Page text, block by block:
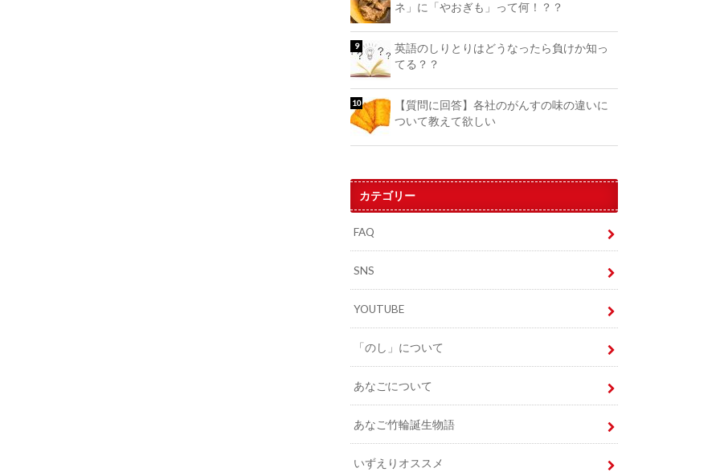
ネ」に「やおぎも」って何！？？
英語のしりとりはどうなったら負けか知っ
てる？？
【質問に回答】各社のがんすの味の違いに
ついて教えて欲しい
カテゴリー
FAQ
SNS
YOUTUBE
「のし」について
あなごについて
あなご竹輪誕生物語
いずえりオススメ